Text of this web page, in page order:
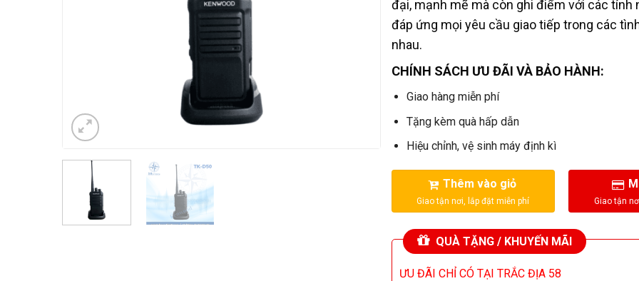
đại, mạnh mẽ mà còn ghi điểm với các tính
đáp ứng mọi yêu cầu giao tiếp trong các
nhau.
CHÍNH SÁCH ƯU ĐÃI VÀ BẢO HÀNH:
Giao hàng miễn phí
Tặng kèm quà hấp dẫn
Hiệu chỉnh, vệ sinh máy định kì
Thêm vào giỏ
QUÀ TẶNG / KHUYẾN MÃI
ƯU ĐÃI CHỈ CÓ TẠI TRẮC ĐỊA 58